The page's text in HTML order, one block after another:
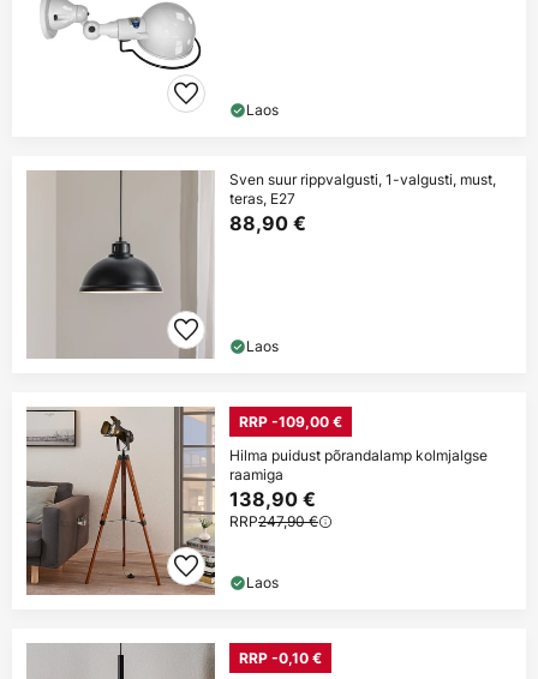
Laos
Sven suur rippvalgusti, 1-valgusti, must,
teras, E27
88,90 €
Laos
RRP -109,00 €
Hilma puidust põrandalamp kolmjalgse
raamiga
138,90 €
RRP247,90 €
Laos
RRP -0,10 €